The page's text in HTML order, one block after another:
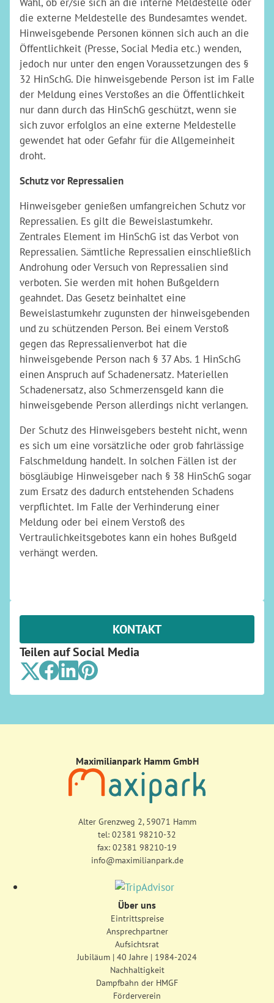
die externe Meldestelle des Bundesamtes wendet.
Hinweisgebende Personen können sich auch an die
Öffentlichkeit (Presse, Social Media etc.) wenden,
jedoch nur unter den engen Voraussetzungen des §
32 HinSchG. Die hinweisgebende Person ist im Falle
der Meldung eines Verstoßes an die Öffentlichkeit
nur dann durch das HinSchG geschützt, wenn sie
sich zuvor erfolglos an eine externe Meldestelle
gewendet hat oder Gefahr für die Allgemeinheit
droht.
Schutz vor Repressalien
Hinweisgeber genießen umfangreichen Schutz vor
Repressalien. Es gilt die Beweislastumkehr.
Zentrales Element im HinSchG ist das Verbot von
Repressalien. Sämtliche Repressalien einschließlich
Androhung oder Versuch von Repressalien sind
verboten. Sie werden mit hohen Bußgeldern
geahndet. Das Gesetz beinhaltet eine
Beweislastumkehr zugunsten der hinweisgebenden
und zu schützenden Person. Bei einem Verstoß
gegen das Repressalienverbot hat die
hinweisgebende Person nach § 37 Abs. 1 HinSchG
einen Anspruch auf Schadenersatz. Materiellen
Schadenersatz, also Schmerzensgeld kann die
hinweisgebende Person allerdings nicht verlangen.
Der Schutz des Hinweisgebers besteht nicht, wenn
es sich um eine vorsätzliche oder grob fahrlässige
Falschmeldung handelt. In solchen Fällen ist der
bösgläubige Hinweisgeber nach § 38 HinSchG sogar
zum Ersatz des dadurch entstehenden Schadens
verpflichtet. Im Falle der Verhinderung einer
Meldung oder bei einem Verstoß des
Vertraulichkeitsgebotes kann ein hohes Bußgeld
verhängt werden.
KONTAKT
Teilen auf Social Media
Maximilianpark Hamm GmbH
Alter Grenzweg 2, 59071 Hamm
tel: 02381 98210-32
fax: 02381 98210-19
info@maximilianpark.de
Über uns
Eintrittspreise
Ansprechpartner
Aufsichtsrat
Jubiläum | 40 Jahre | 1984-2024
Nachhaltigkeit
Dampfbahn der HMGF
Förderverein